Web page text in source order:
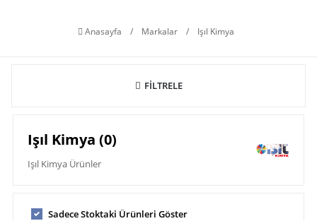
Anasayfa / Markalar / Işıl Kimya
FİLTRELE
Işıl Kimya (0)
Işıl Kimya Ürünler
Sadece Stoktaki Ürünleri Göster